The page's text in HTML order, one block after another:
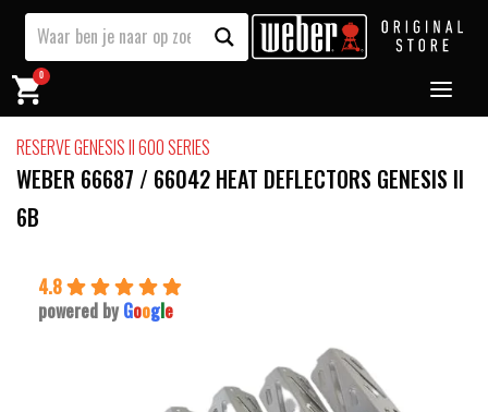
0
RESERVE GENESIS II 600 SERIES
WEBER 66687 / 66042 HEAT DEFLECTORS GENESIS II
6B
4.8
powered by Google